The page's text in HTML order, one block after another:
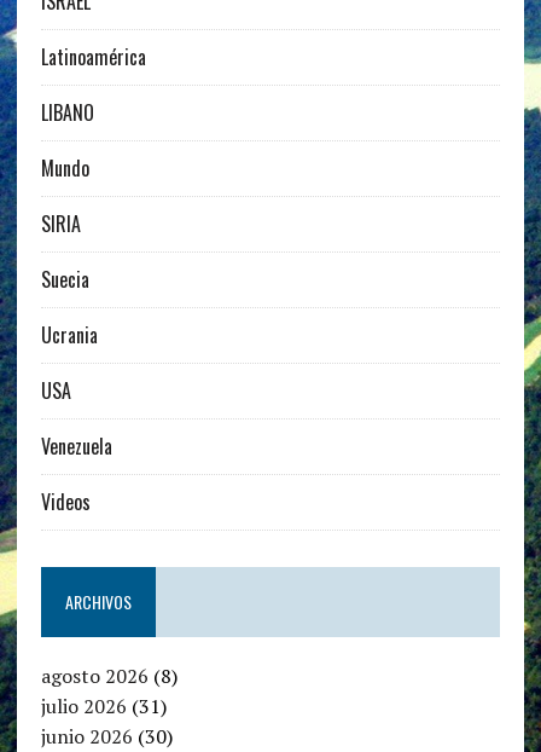
Latinoamérica
LIBANO
Mundo
SIRIA
Suecia
Ucrania
USA
Venezuela
Videos
ARCHIVOS
agosto 2026 (8)
julio 2026 (31)
junio 2026 (30)